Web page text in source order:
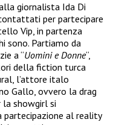
giornalista Ida Di
per partecipare
Vip, in partenza
sono. Partiamo da
a “Uomini e Donne“,
della fiction turca
l’attore italo
Gallo, ovvero la drag
la showgirl si
al reality